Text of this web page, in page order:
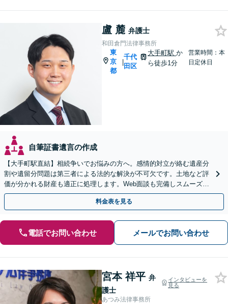
盧 麓 弁護士
和田倉門法律事務所
東
京
都
|
千代
田区
大手町駅か
ら徒歩1分
営業時間：本
日定休日
自筆証書遺言の作成
【大手町駅直結】相続争いでお悩みの方へ。感情的対立が絡む遺産分
割や遺留分問題は第三者による法的な解決が不可欠です。土地など評
価が分かれる財産も適正に処理します。Web面談も完備しスムーズな
サポートをご提供します。
料金表を見る
電話でお問い合わせ メールでお問い合わせ
宮本 祥平 弁
護士
インタビューを
見る
あつみ法律事務所